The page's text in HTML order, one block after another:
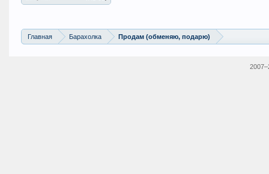
Главная Барахолка Продам (обменяю, подарю)
2007–